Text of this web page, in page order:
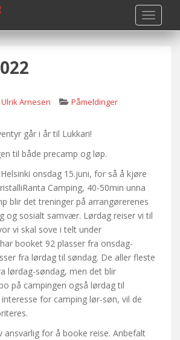
Ulrik Arnesen Påmeldinger
går i år til Lukkari!
til både precamp og løp.
onsdag 15.juni, for så å kjøre
Camping, 40-50min unna
blir det treninger på arrangørerenes
og sosialt samvær. Lørdag reiser vi til
vi skal sove i telt under
booket 92 plasser fra onsdag-
fra lørdag til søndag. De aller fleste
lørdag-søndag, men det blir
på campingen også lørdag til
for camping lør-søn, vil de
ansvarlig for å booke reise. Anbefalt